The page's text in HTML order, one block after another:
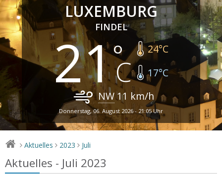
LUXEMBURG
FINDEL
21 24°C
17°C
NW11 km/h
Donnerstag, 06. August 2026 - 21:05 Uhr
> Aktuelles > 2023 > Juli
Aktuelles - Juli 2023